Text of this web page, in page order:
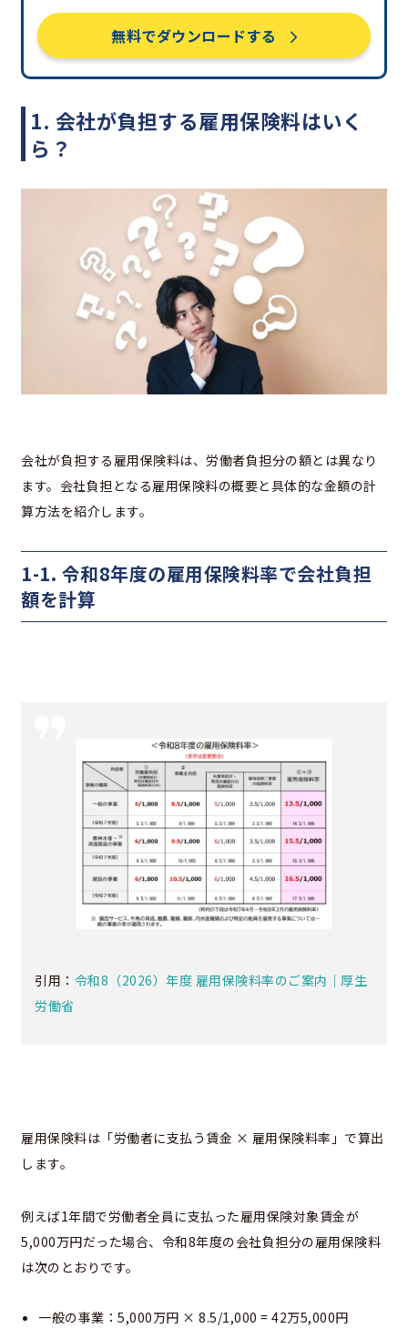
無料でダウンロードする
1. 会社が負担する雇用保険料はいく
ら？
会社が負担する雇用保険料は、労働者負担分の額とは異なり
ます。会社負担となる雇用保険料の概要と具体的な金額の計
算方法を紹介します。
1-1. 令和8年度の雇用保険料率で会社負担
額を計算
引用： 令和8（2026）年度 雇用保険料率のご案内｜厚生
労働省
雇用保険料は「労働者に支払う賃金 × 雇用保険料率」で算出
します。
例えば1年間で労働者全員に支払った雇用保険対象賃金が
5,000万円だった場合、令和8年度の会社負担分の雇用保険料
は次のとおりです。
一般の事業：5,000万円 × 8.5/1,000 = 42万5,000円